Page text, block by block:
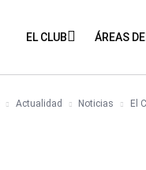
EL CLUB ÁREAS
Actualidad Noticias El